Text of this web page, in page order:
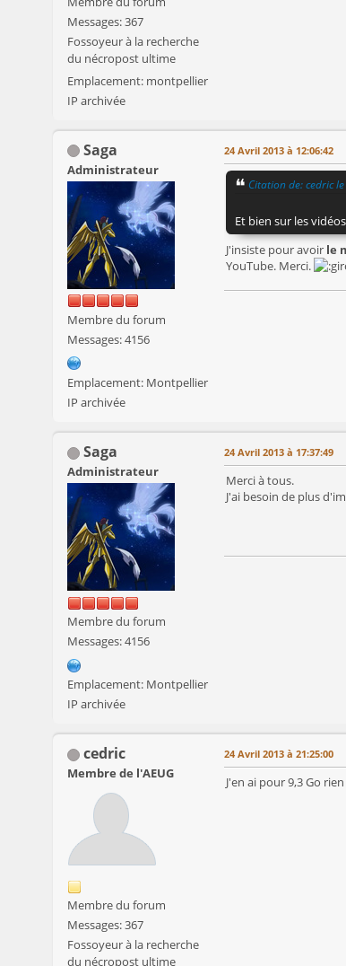
Messages: 367
Fossoyeur à la recherche
du nécropost ultime
Emplacement: montpellier
IP archivée
Saga
Administrateur
Membre du forum
Messages: 4156
Emplacement: Montpellier
IP archivée
24 Avril 2013 à 12:06:42
Citation de: cedric
Et bien sur les
J'insiste pour avoir le
YouTube. Merci.
Saga
Administrateur
Membre du forum
Messages: 4156
Emplacement: Montpellier
IP archivée
24 Avril 2013 à 17:37:49
Merci à tous.
J'ai besoin de plus
cedric
Membre de l'AEUG
Membre du forum
Messages: 367
Fossoyeur à la recherche
du nécropost ultime
24 Avril 2013 à 21:25:00
J'en ai pour 9,3 Go